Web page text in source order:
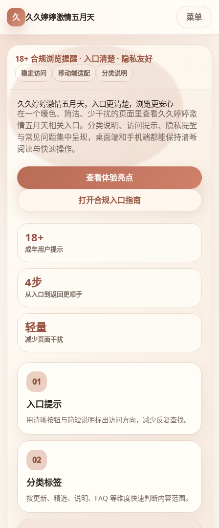
久 久久婷婷激情五月天 菜单
18+ 合规浏览提醒 · 入口清楚 · 隐私友好
稳定访问 移动端适配 分类说明
久久婷婷激情五月天，入口更清楚，浏览更安心
在一个暖色、简洁、少干扰的页面里查看久久婷婷激
情五月天相关入口。分类说明、访问提示、隐私提醒
与常见问题集中呈现，桌面端和手机端都能保持清晰
阅读与快速操作。
查看体验亮点
打开合规入口指南
18+
成年用户提示
4步
从入口到返回更顺手
轻量
减少页面干扰
01
入口提示
用清晰按钮与简短说明标出访问方向，减少反复查找。
02
分类标签
按更新、精选、说明、FAQ 等维度快速判断内容范围。